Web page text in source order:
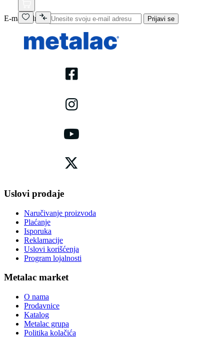
E-mail adresa Prijavi se
Uslovi prodaje
Naručivanje proizvoda
Plaćanje
Isporuka
Reklamacije
Uslovi korišćenja
Program lojalnosti
Metalac market
O nama
Prodavnice
Katalog
Metalac grupa
Politika kolačića